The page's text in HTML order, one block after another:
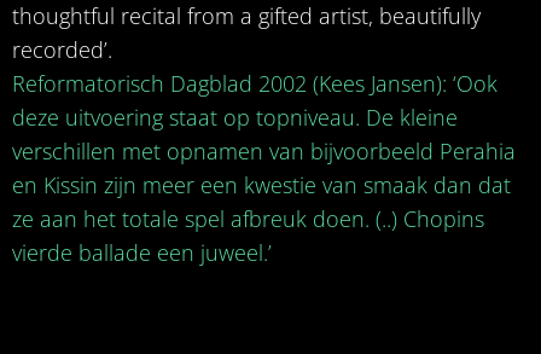
thoughtful recital from a gifted artist, beautifully
recorded’.
Reformatorisch Dagblad 2002 (Kees Jansen): ‘Ook
deze uitvoering staat op topniveau. De kleine
verschillen met opnamen van bijvoorbeeld Perahia
en Kissin zijn meer een kwestie van smaak dan dat
ze aan het totale spel afbreuk doen. (..) Chopins
vierde ballade een juweel.’